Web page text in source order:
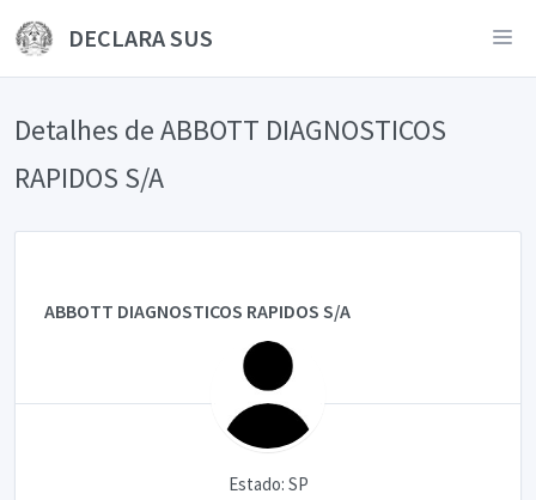
DECLARA SUS
Detalhes de ABBOTT DIAGNOSTICOS
RAPIDOS S/A
ABBOTT DIAGNOSTICOS RAPIDOS S/A
Estado: SP